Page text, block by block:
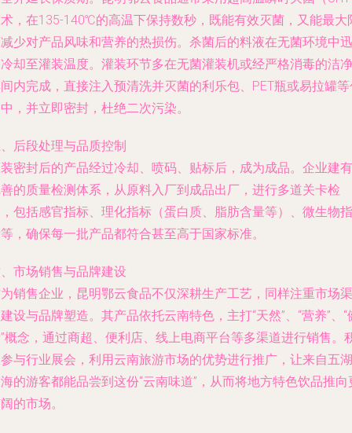
，在135-140℃的高温下保持数秒，既能有效灭菌，又能最大
少对产品风味和营养的热损伤。杀菌后的料液在无菌环境中迅
却至灌装温度。灌装环节多在无菌灌装机或经严格消毒的洁净
内完成，直接注入预清洗并灭菌的利乐包、PET瓶或易拉罐
，并立即密封，杜绝二次污染。
后段处理与品质控制
密封后的产品经过冷却、喷码、贴标后，成为成品。企业建有
的质量检测体系，从原料入厂到成品出厂，进行多道关卡检
包括感官指标、理化指标（蛋白质、脂肪含量等）、微生物指
，确保每一批产品都符合甚至高于国家标准。
市场销售与品牌建设
销售企业，昆明鄂云食品不仅深耕生产工艺，同样注重市场渠
设与品牌塑造。其产品依托云南特色，主打“天然”、“营养”、“
概念，通过商超、便利店、线上电商平台等多渠道进行销售。
与行业展会，利用云南旅游市场的优势进行推广，让来自五湖
的游客都能品尝到这份“云南味道”，从而将地方特色饮品推向
的市场。